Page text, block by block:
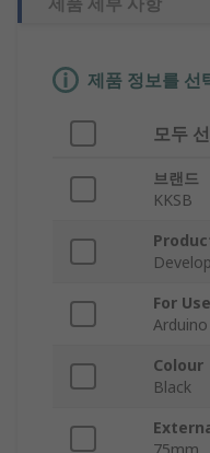
제품 정보를 선
모두
브랜드
KKSB
For
Colour
Black